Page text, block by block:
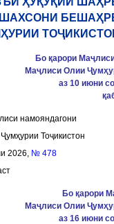
ШАХСОНИ
Бо қарори
Маҷлиси Олии
аз 10 июни
намояндагони
Тоҷикистон
2026, № 478
Бо қарори
Маҷлиси Олии
аз 16 июни